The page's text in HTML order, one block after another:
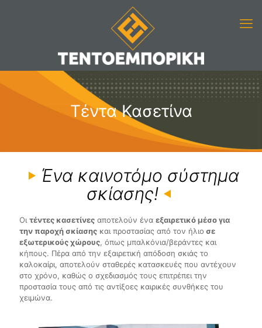
Τέντα Κασετίνα
Ένα καινοτόμο σύστημα
σκίασης!
Οι τέντες κασετίνες αποτελούν ένα εξαιρετικό μέσο για
την παροχή σκίασης και προστασίας από τον ήλιο σε
εξωτερικούς χώρους, όπως μπαλκόνια/βεράντες και
κήπους. Πέρα από την εξαιρετική απόδοση σκιάς το
καλοκαίρι, αποτελούν σταθερές κατασκευές που αντέχουν
στο χρόνο, καθώς ο σχεδιασμός τους επιτρέπει την
προστασία τους από τις αντίξοες καιρικές συνθήκες του
χειμώνα.